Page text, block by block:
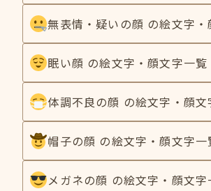
無表情・疑いの顔 の絵文字
眠い顔 の絵文字・顔文字一覧
体調不良の顔 の絵文字・顔文
帽子の顔 の絵文字・顔文字一
メガネの顔 の絵文字・顔文字